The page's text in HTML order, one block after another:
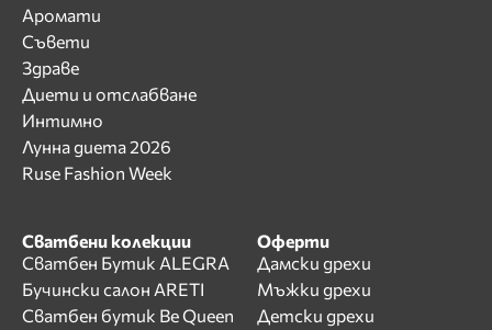
Аромати
Съвети
Здраве
Диети и отслабване
Интимно
Лунна диета 2026
Ruse Fashion Week
Сватбени колекции
Сватбен Бутик ALEGRA
Бучински салон ARETI
Сватбен бутик Be Queen
Оферти
Дамски дрехи
Мъжки дрехи
Детски дрехи